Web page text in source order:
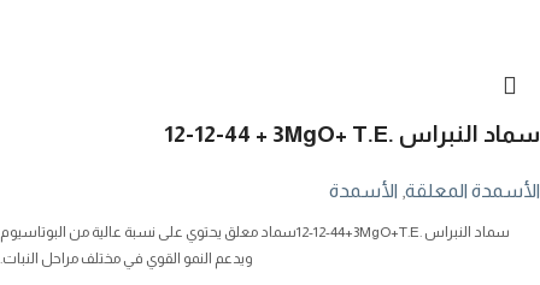
سماد النبراس 12-12-44 + 3MgO+ T.E.
الأسمدة المعلقة الأسمدة
سماد النبراس 12-12-44+3MgO+T.E.سماد معلق يحتوي على نسبة عالية من البوتاسيوم
ويدعم النمو القوي في مختلف مراحل النبات.